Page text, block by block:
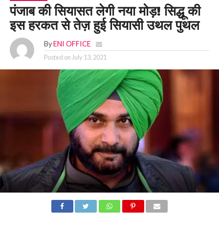
पंजाब की सियासत लेगी नया मोड़! सिद्धू की
इस हरकत से तेज़ हुई सियासी उथल पुथल
By ENI OFFICE
Posted on July 13, 2021